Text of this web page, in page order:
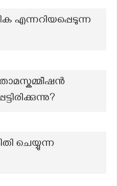
എന്നറിയപ്പെടുന്ന
ചെയ്യുന്ന